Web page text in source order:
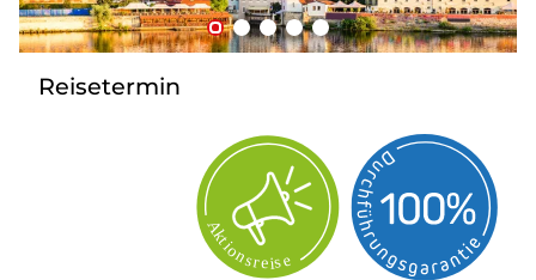
Service
Reisetermin